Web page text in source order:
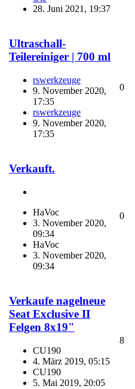
28. Juni 2021, 19:37
Ultraschall-
Teilereiniger | 700 ml
rswerkzeuge
9. November 2020,
17:35
rswerkzeuge
9. November 2020,
17:35
0
Verkauft.
HaVoc
3. November 2020,
09:34
HaVoc
3. November 2020,
09:34
0
Verkaufe nagelneue
Seat Exclusive II
Felgen 8x19"
CU190
4. März 2019, 05:15
CU190
5. Mai 2019, 20:05
8